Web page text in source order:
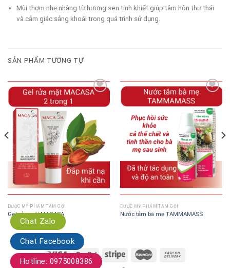
Mùi thơm nhẹ nhàng từ hương sen tinh khiết giúp tâm hồn thư thái
và cảm giác sảng khoái trong quá trình sử dụng.
SẢN PHẨM TƯƠNG TỰ
DƯỢC MỸ PHẨM TẮM GỘI
Gel rửa mặt MACASA
DƯỢC MỸ PHẨM TẮM GỘI
Nước tắm bà mẹ TAMMAMASS
Chat Zalo
Chat Facebook
Hotline: 0975008386